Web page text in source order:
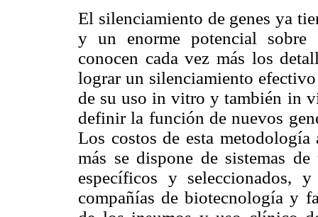
El silenciamiento de genes ya
y un enorme potencial sobre
conocen cada vez más los
lograr un silenciamiento
de su uso in vitro y también in
definir la función de nuevos
Los costos de esta
más se dispone de sistemas
específicos y seleccionados,
compañías de biotecnología y